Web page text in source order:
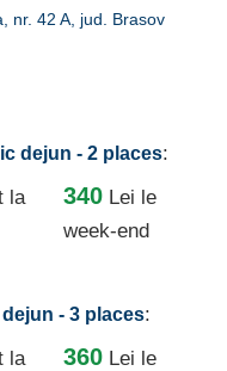
nr. 42 A, jud. Brasov
dejun - 2 places:
la
340 Lei le
week-end
- 3 places:
la
360 Lei le